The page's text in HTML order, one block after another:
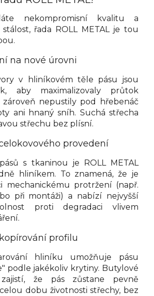
nekompromisní kvalitu a
řada ROLL METAL je tou
na nové úrovni
v hliníkovém těle pásu jsou
aby maximalizovaly průtok
nepustily pod hřebenáč
ani hnaný sníh. Suchá střecha
střechu bez plísní.
provedení
s tkaninou je ROLL METAL
hliníkem. To znamená, že je
mechanickému protržení (např.
při montáži) a nabízí nejvyšší
proti degradaci vlivem
profilu
hliníku umožňuje pásu
podle jakékoliv krytiny. Butylové
že pás zůstane pevně
dobu životnosti střechy, bez